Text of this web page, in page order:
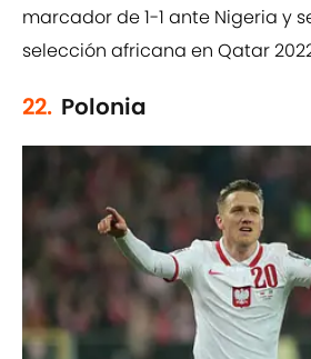
marcador de 1-1 ante Nigeria y
selección africana en Qatar
22. Polonia